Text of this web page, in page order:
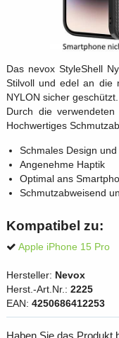
Das nevox StyleShell
Stilvoll und edel an die
NYLON sicher
Durch die
Hochwertiges
Schmales Design
Angenehme Haptik
Optimal ans
Schmutzabweisend
Kompatibel zu:
Apple iPhone 15 Pro
Hersteller: Nevox
Herst.-Art.Nr.: 2225
EAN: 4250686412253
Haben Sie das Produkt